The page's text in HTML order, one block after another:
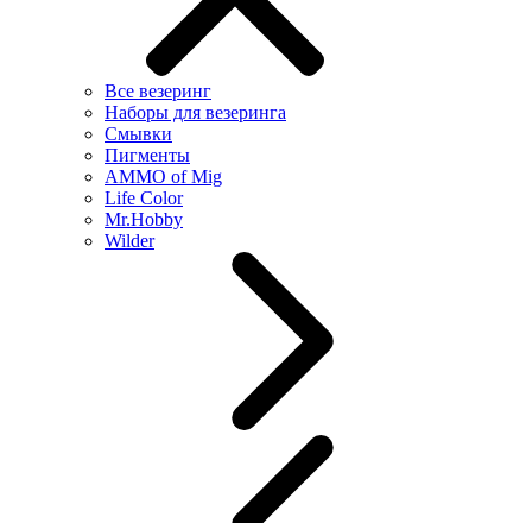
Все везеринг
Наборы для везеринга
Смывки
Пигменты
AMMO of Mig
Life Color
Mr.Hobby
Wilder